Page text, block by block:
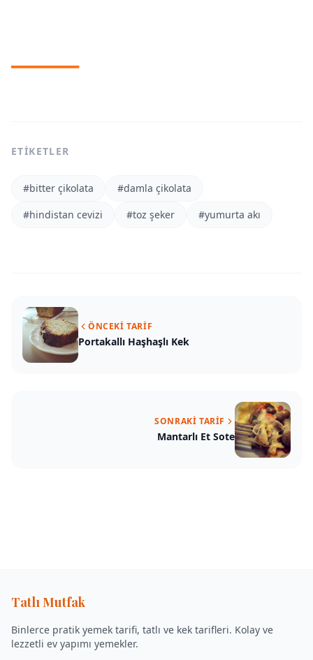
ETIKETLER
#bitter çikolata #damla çikolata
#hindistan cevizi #toz şeker #yumurta akı
ÖNCEKI TARIF
Portakallı Haşhaşlı Kek
SONRAKI TARIF
Mantarlı Et Sote
Tatlı Mutfak
Binlerce pratik yemek tarifi, tatlı ve kek tarifleri. Kolay ve
lezzetli ev yapımı yemekler.